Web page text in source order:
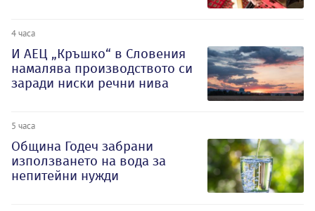
4 часа
И АЕЦ „Кръшко“ в Словения
намалява производството си
заради ниски речни нива
5 часа
Община Годеч забрани
използването на вода за
непитейни нужди